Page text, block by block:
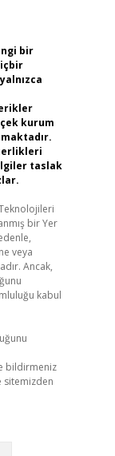
bir
kurum
taslak
bir Yer
veya
Ancak,
kabul
bildirmeniz
sitemizden